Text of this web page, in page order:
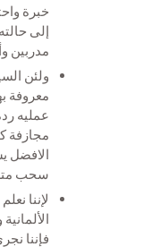
خبرة
إلى
مدربين
ولئن
معروفة
عمليه
مجازفة
الافضل
سحب
لإننا
فإننا